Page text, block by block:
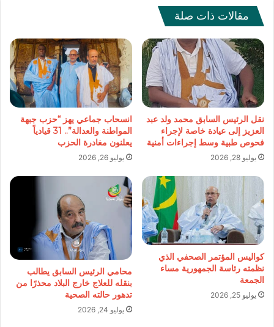
مقالات ذات صلة
نقل الرئيس السابق محمد ولد عبد
العزيز إلى عيادة خاصة لإجراء
فحوص طبية وسط إجراءات أمنية
يوليو 28, 2026
انسحاب جماعي يهز “حزب جبهة
المواطنة والعدالة”.. 31 قيادياً
يعلنون مغادرة الحزب
يوليو 26, 2026
كواليس المؤتمر الصحفي الذي
نظمته رئاسة الجمهورية مساء
الجمعة
يوليو 25, 2026
محامي الرئيس السابق يطالب
بنقله للعلاج خارج البلاد محذرًا من
تدهور حالته الصحية
يوليو 24, 2026